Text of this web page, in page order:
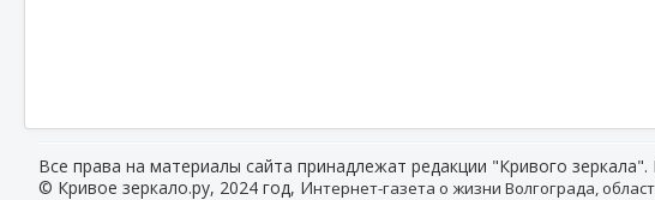
Все права на материалы сайта принадлежат редакции "Кривого
© Кривое зеркало.ру, 2024 год, Интернет-газета о жизни Волгограда,